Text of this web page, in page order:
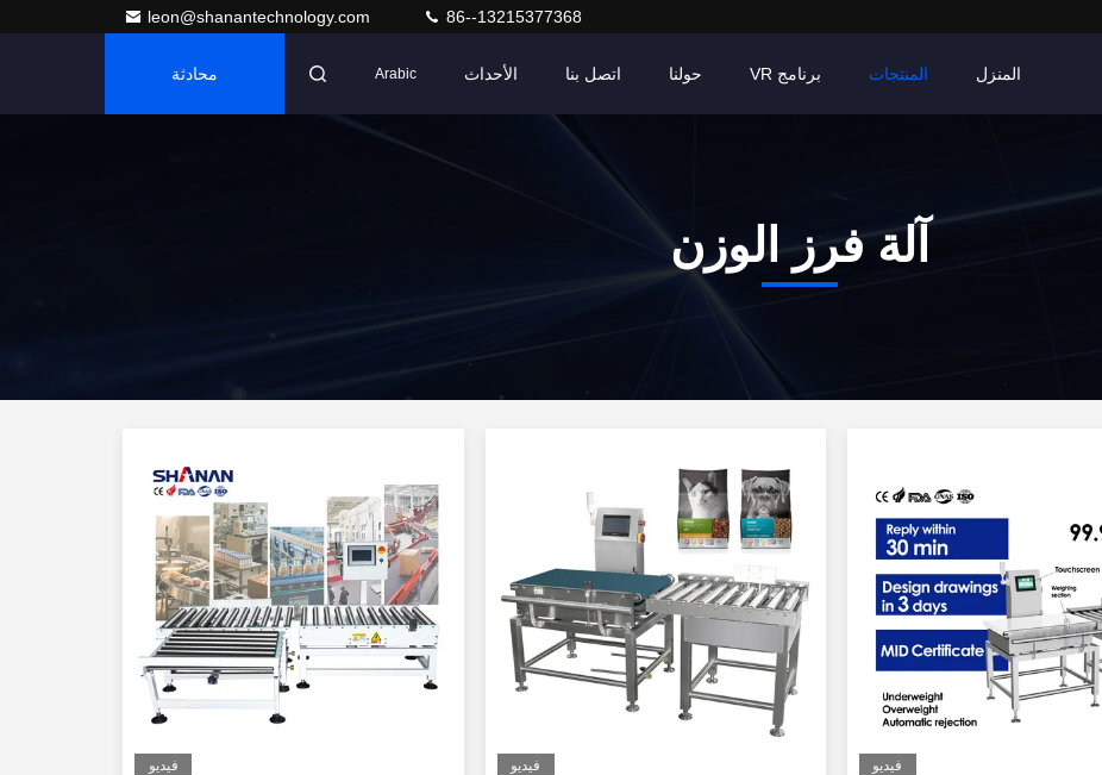
leon@shanantechnology.com 86--13215377368
المنزل المنتجات برنامج VR حولنا اتصل بنا الأحداث Arabic محادثة
آلة فرز الوزن
فيديو فيديو فيديو